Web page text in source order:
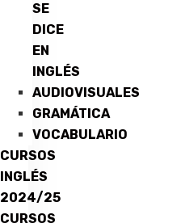
SE
DICE
EN
INGLÉS
AUDIOVISUALES
GRAMÁTICA
VOCABULARIO
CURSOS
INGLÉS
2024/25
CURSOS